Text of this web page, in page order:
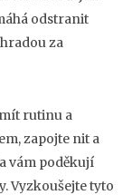
odstranit
za
rutinu a
zapojte nit a
vám poděkují
Vyzkoušejte tyto